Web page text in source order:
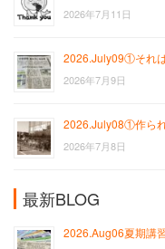
2026年7月11日
2026.July09①それ
2026年7月9日
2026.July08①作ら
2026年7月8日
最新BLOG
2026.Aug06夏期講